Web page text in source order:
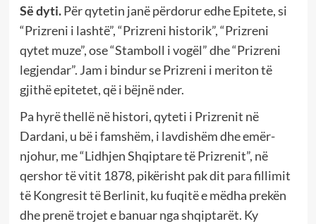
Së dyti.Për qytetin janë përdorur edhe Epitete, si
“Prizreni i lashtë”, “Prizreni historik”, “Prizreni
qytet muze”, ose “Stamboll i vogël” dhe “Prizreni
legjendar”. Jam i bindur se Prizreni i meriton të
gjithë epitetet, që i bëjnë nder.
Pa hyrë thellë në histori, qyteti i Prizrenit në
Dardani, u bë i famshëm, i lavdishëm dhe emër-
njohur, me “Lidhjen Shqiptare të Prizrenit”, në
qershor të vitit 1878, pikërisht pak dit para fillimit
të Kongresit të Berlinit, ku fuqitë e mëdha prekën
dhe prenë trojet e banuar nga shqiptarët. Ky